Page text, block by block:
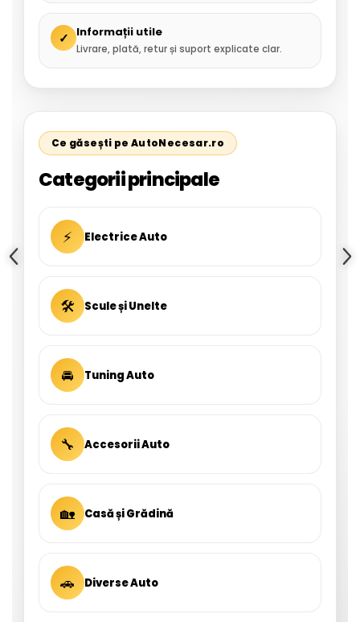
✓ Informații utile
Livrare, plată, retur și suport explicate clar.
Ce găsești pe AutoNecesar.ro
Categorii principale
⚡ Electrice Auto
🛠 Scule și Unelte
🚘 Tuning Auto
🔧 Accesorii Auto
🏡 Casă și Grădină
🚗 Diverse Auto